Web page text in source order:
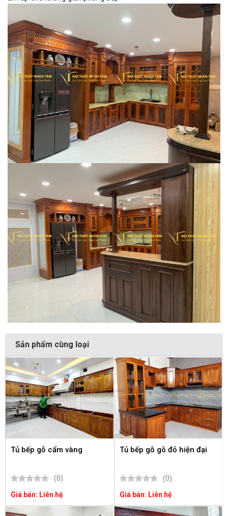
Sản phẩm cùng loại
Tủ bếp gỗ cẩm vàng
(0)
Giá bán: Liên hệ
Tủ bếp gỗ gõ đỏ hiện đại
(0)
Giá bán: Liên hệ